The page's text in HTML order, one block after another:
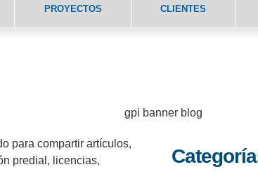
PROYECTOS CLIENTES
para compartir artículos,
predial, licencias,